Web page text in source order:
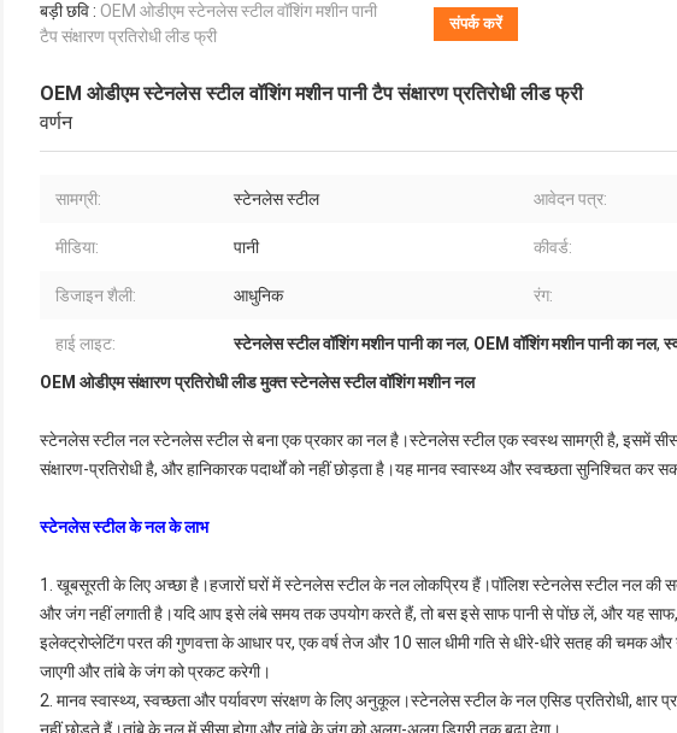
बड़ी छवि : OEM ओडीएम स्टेनलेस स्टील वॉशिंग मशीन पानी
टैप संक्षारण प्रतिरोधी लीड फ्री
संपर्क करें
OEM ओडीएम स्टेनलेस स्टील वॉशिंग मशीन पानी टैप संक्षारण प्रतिरोधी लीड फ्री
वर्णन
सामग्री: स्टेनलेस स्टील आवेदन पत्र:
मीडिया: पानी कीवर्ड:
डिजाइन शैली: आधुनिक रंग:
हाई लाइट: स्टेनलेस स्टील वॉशिंग मशीन पानी का नल, OEM वॉशिंग मशीन पानी का नल,
OEM ओडीएम संक्षारण प्रतिरोधी लीड मुक्त स्टेनलेस स्टील वॉशिंग मशीन नल
स्टेनलेस स्टील नल स्टेनलेस स्टील से बना एक प्रकार का नल है।स्टेनलेस स्टील एक स्वस्थ सामग्री है, इसमें सीसा
संक्षारण-प्रतिरोधी है, और हानिकारक पदार्थों को नहीं छोड़ता है।यह मानव स्वास्थ्य और स्वच्छता सुनिश्चित कर
स्टेनलेस स्टील के नल के लाभ
1. खूबसूरती के लिए अच्छा है।हजारों घरों में स्टेनलेस स्टील के नल लोकप्रिय हैं।पॉलिश स्टेनलेस स्टील नल
और जंग नहीं लगाती है।यदि आप इसे लंबे समय तक उपयोग करते हैं, तो बस इसे साफ पानी से पोंछ लें, और यह साफ,
इलेक्ट्रोप्लेटिंग परत की गुणवत्ता के आधार पर, एक वर्ष तेज और 10 साल धीमी गति से धीरे-धीरे सतह की चमक
जाएगी और तांबे के जंग को प्रकट करेगी।
2. मानव स्वास्थ्य, स्वच्छता और पर्यावरण संरक्षण के लिए अनुकूल।स्टेनलेस स्टील के नल एसिड प्रतिरोधी, क्षार